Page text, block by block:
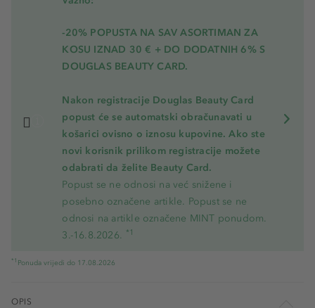
-20% POPUSTA NA SAV ASORTIMAN ZA
KOSU IZNAD 30 € + DO DODATNIH 6% S
DOUGLAS BEAUTY CARD.
Nakon registracije Douglas Beauty Card
popust će se automatski obračunavati u
košarici ovisno o iznosu kupovine. Ako ste
novi korisnik prilikom registracije možete
odabrati da želite Beauty Card.
Popust se ne odnosi na već snižene i
posebno označene artikle. Popust se ne
odnosi na artikle označene MINT ponudom.
3.-16.8.2026. *1
*1 Ponuda vrijedi do 17.08.2026
OPIS